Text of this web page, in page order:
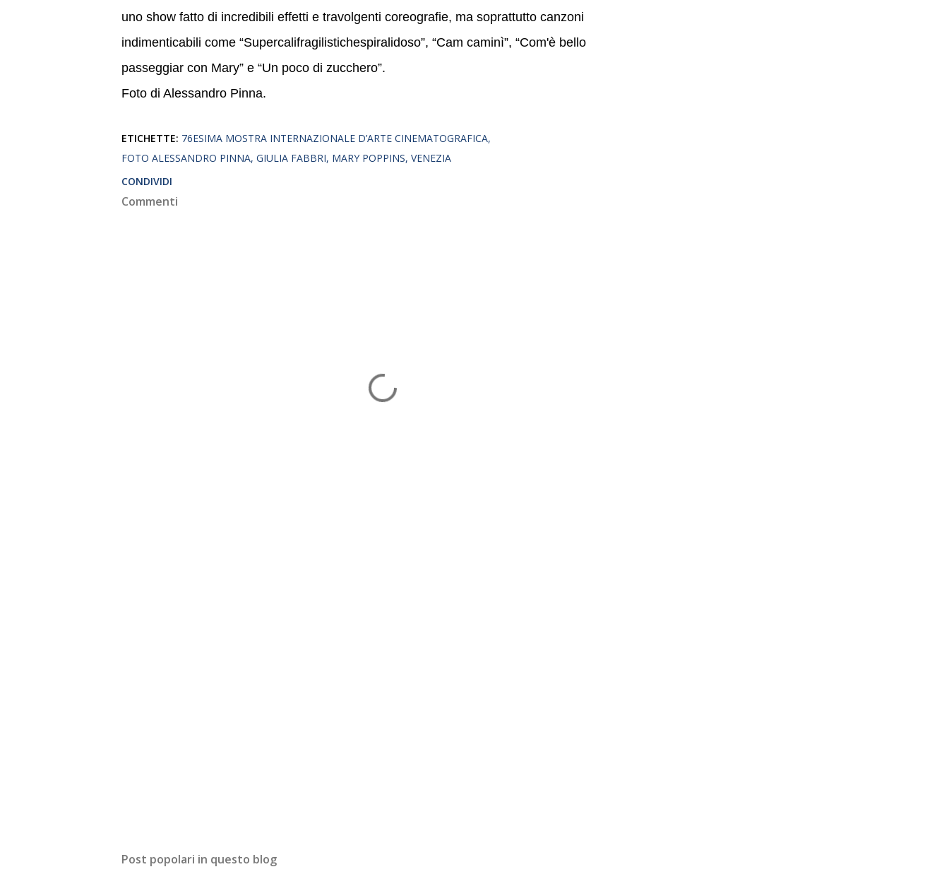
uno show fatto di incredibili effetti e travolgenti coreografie, ma soprattutto canzoni
indimenticabili come “Supercalifragilistichespiralidoso”, “Cam caminì”, “Com'è bello
passeggiar con Mary” e “Un poco di zucchero”.
Foto di Alessandro Pinna.
ETICHETTE: 76ESIMA MOSTRA INTERNAZIONALE D’ARTE CINEMATOGRAFICA
FOTO ALESSANDRO PINNA GIULIA FABBRI MARY POPPINS VENEZIA
CONDIVIDI
Commenti
Post popolari in questo blog